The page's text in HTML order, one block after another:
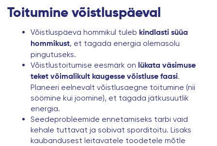
Toitumine võistluspäeval
Võistluspäeva hommikul tuleb kindlasti süüa
hommikust, et tagada energia olemasolu
pingutuseks.
Võistlustoitumise eesmärk on lükata väsimuse
teket võimalikult kaugesse võistluse faasi.
Planeeri eelnevalt võistlusaegne toitumine (nii
söömine kui joomine), et tagada jätkusuutlik
energia.
Seedeprobleemide ennetamiseks tarbi vaid
kehale tuttavat ja sobivat sporditoitu. Lisaks
kaubandusest leitavatele toodetele mõtle